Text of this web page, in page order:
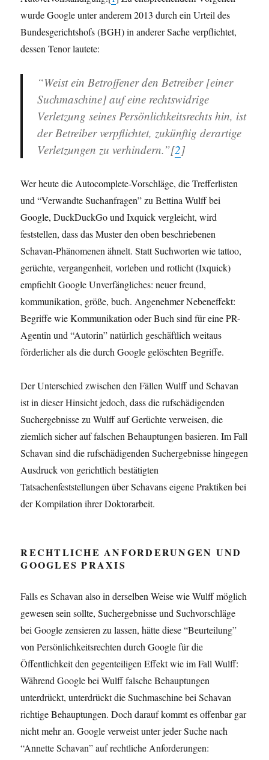
wurde Google unter anderem 2013 durch ein Urteil des
Bundesgerichtshofs (BGH) in anderer Sache verpflichtet,
dessen Tenor lautete:
“Weist ein Betroffener den Betreiber [einer
Suchmaschine] auf eine rechtswidrige
Verletzung seines Persönlichkeitsrechts hin, ist
der Betreiber verpflichtet, zukünftig derartige
Verletzungen zu verhindern.”[2]
Wer heute die Autocomplete-Vorschläge, die Trefferlisten
und “Verwandte Suchanfragen” zu Bettina Wulff bei
Google, DuckDuckGo und Ixquick vergleicht, wird
feststellen, dass das Muster den oben beschriebenen
Schavan-Phänomenen ähnelt. Statt Suchworten wie tattoo,
gerüchte, vergangenheit, vorleben und rotlicht (Ixquick)
empfiehlt Google Unverfängliches: neuer freund,
kommunikation, größe, buch. Angenehmer Nebeneffekt:
Begriffe wie Kommunikation oder Buch sind für eine PR-
Agentin und “Autorin” natürlich geschäftlich weitaus
förderlicher als die durch Google gelöschten Begriffe.
Der Unterschied zwischen den Fällen Wulff und Schavan
ist in dieser Hinsicht jedoch, dass die rufschädigenden
Suchergebnisse zu Wulff auf Gerüchte verweisen, die
ziemlich sicher auf falschen Behauptungen basieren. Im Fall
Schavan sind die rufschädigenden Suchergebnisse hingegen
Ausdruck von gerichtlich bestätigten
Tatsachenfeststellungen über Schavans eigene Praktiken bei
der Kompilation ihrer Doktorarbeit.
RECHTLICHE ANFORDERUNGEN UND
GOOGLES PRAXIS
Falls es Schavan also in derselben Weise wie Wulff möglich
gewesen sein sollte, Suchergebnisse und Suchvorschläge
bei Google zensieren zu lassen, hätte diese “Beurteilung”
von Persönlichkeitsrechten durch Google für die
Öffentlichkeit den gegenteiligen Effekt wie im Fall Wulff:
Während Google bei Wulff falsche Behauptungen
unterdrückt, unterdrückt die Suchmaschine bei Schavan
richtige Behauptungen. Doch darauf kommt es offenbar gar
nicht mehr an. Google verweist unter jeder Suche nach
“Annette Schavan” auf rechtliche Anforderungen: